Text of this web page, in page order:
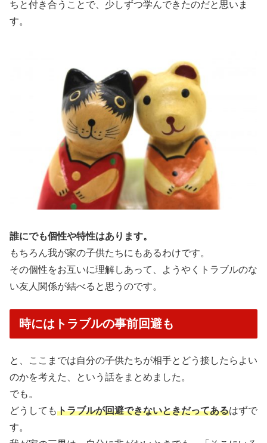
ちと付き合うことで、少しずつ学んできたのだと思いま
す。
誰にでも個性や特性はあります。
もちろん我が家の子供たちにもあるわけです。
その個性をお互いに理解しあって、ようやくトラブルのな
い友人関係が結べると思うのです。
時にはトラブルの事前回避も
と、ここまでは自分の子供たちが相手とどう接したらよい
のかを考えた、という話をまとめました。
でも。
どうしてもトラブルが回避できないときだってあるはずで
す。